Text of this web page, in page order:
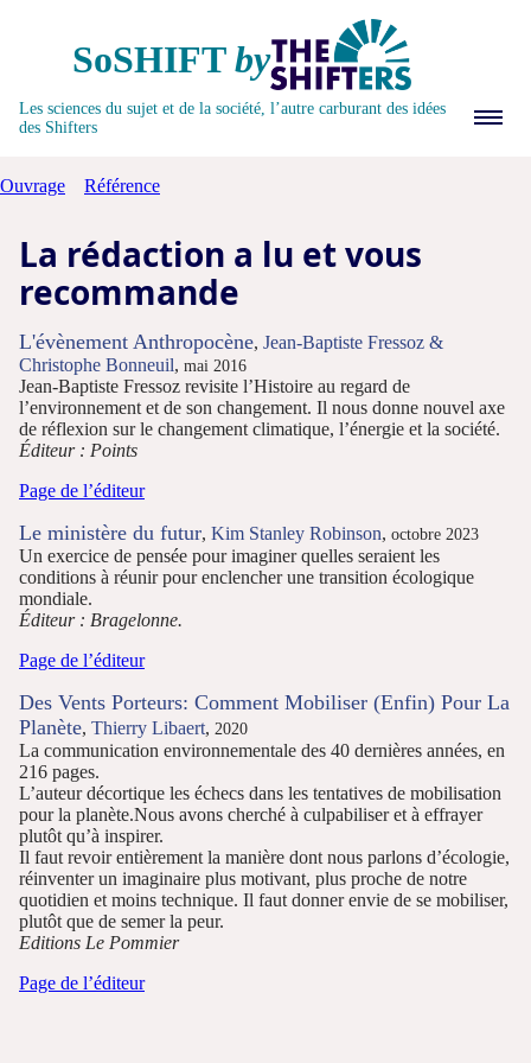
SoSHIFTby
Les sciences du sujet et de la société, l’autre carburant des idées
des Shifters
Interviews
Bibliothèque
Ouvrage Référence
La rédaction a lu et vous
recommande
L'évènement Anthropocène, Jean-Baptiste Fressoz &
Christophe Bonneuil, mai 2016
Jean-Baptiste Fressoz revisite l’Histoire au regard de
l’environnement et de son changement. Il nous donne nouvel axe
de réflexion sur le changement climatique, l’énergie et la société.
Éditeur : Points
Page de l’éditeur
Le ministère du futur, Kim Stanley Robinson, octobre 2023
Un exercice de pensée pour imaginer quelles seraient les
conditions à réunir pour enclencher une transition écologique
mondiale.
Éditeur : Bragelonne.
Page de l’éditeur
Des Vents Porteurs: Comment Mobiliser (Enfin) Pour La
Planète, Thierry Libaert, 2020
La communication environnementale des 40 dernières années, en
216 pages.
L’auteur décortique les échecs dans les tentatives de mobilisation
pour la planète.Nous avons cherché à culpabiliser et à effrayer
plutôt qu’à inspirer.
Il faut revoir entièrement la manière dont nous parlons d’écologie,
réinventer un imaginaire plus motivant, plus proche de notre
quotidien et moins technique. Il faut donner envie de se mobiliser,
plutôt que de semer la peur.
Editions Le Pommier
Page de l’éditeur